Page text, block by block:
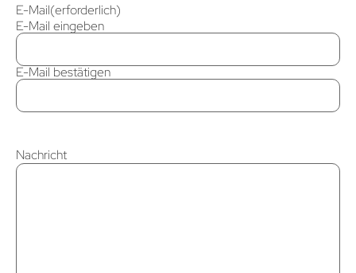
E-Mail(erforderlich)
E-Mail eingeben
E-Mail bestätigen
Nachricht